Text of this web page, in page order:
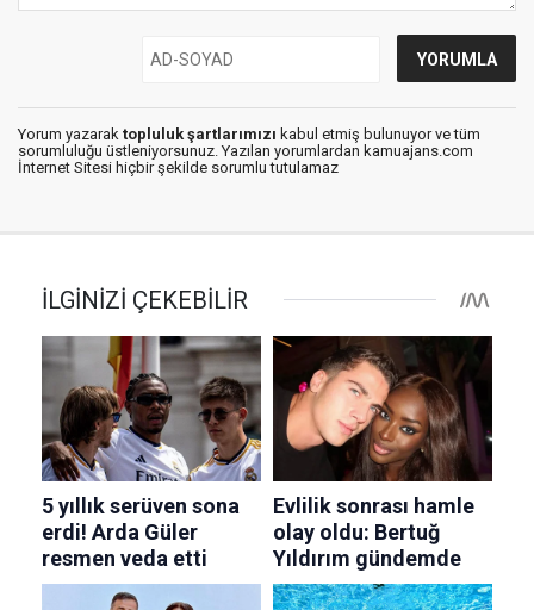
Yorum yazarak topluluk şartlarımızı kabul etmiş bulunuyor ve tüm
sorumluluğu üstleniyorsunuz. Yazılan yorumlardan kamuajans.com
İnternet Sitesi hiçbir şekilde sorumlu tutulamaz